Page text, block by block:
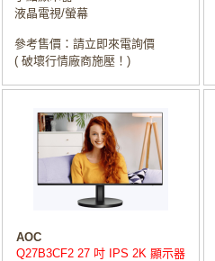
液晶電視/螢幕
參考售價：請立即來電詢價
( 破壞行情廠商施壓！)
AOC
Q27B3CF2 27 吋 IPS 2K 顯示器